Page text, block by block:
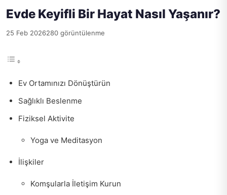
Evde Keyifli Bir Hayat Nasıl Yaşanır?
25 Feb 2026280 görüntülenme
Ev Ortamınızı Dönüştürün
Sağlıklı Beslenme
Fiziksel Aktivite
Yoga ve Meditasyon
İlişkiler
Komşularla İletişim Kurun